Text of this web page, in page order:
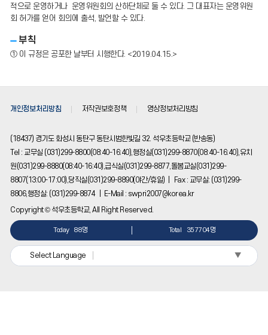
적으로 운영하거나 운영위원회의 산하단체로 둘 수 있다. 그 대표자는 운영위원
회 허가를 얻어 회의에 출석, 발언할 수 있다.
부칙
① 이 규정은 공포한 날부터 시행한다. <2019.04.15.>
개인정보처리방침 저작권보호정책 영상정보처리방침
(18437) 경기도 화성시 동탄구 동탄시범한빛길 32. 석우초등학교 (반송동)
Tel : 교무실 (031)299-8800(08:40-16:40),행정실(031)299-8870(08:40-16:40),유치
원(031)299-8880(08:40-16:40),급식실(031)299-8877,돌봄교실(031)299-
8807(13:00-17:00),당직실(031)299-8890(야간/휴일) | Fax : 교무실: (031)299-
8806,행정실: (031)299-8874 | E-Mail : swpri2007@korea.kr
Copyright © 석우초등학교, All Right Reserved.
Today 88명 Total 357704명
Select Language ▼